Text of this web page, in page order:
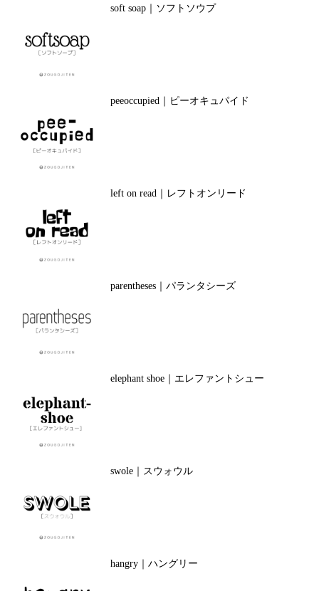
soft soap｜ソフトソウプ
peeoccupied｜ピーオキュパイド
left on read｜レフトオンリード
parentheses｜パランタシーズ
elephant shoe｜エレファントシュー
swole｜スウォウル
hangry｜ハングリー